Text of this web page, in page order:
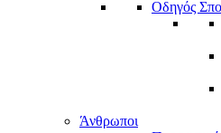
Οδηγός
Άνθρωποι